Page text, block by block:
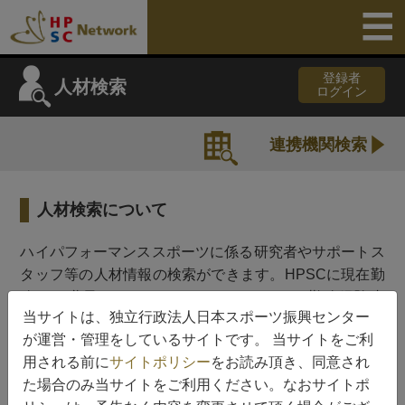
人材検索
登録者
ログイン
連携機関検索
人材検索について
ハイパフォーマンススポーツに係る研究者やサポートス
タッフ等の人材情報の検索ができます。HPSCに現在勤
（HPSC OB/OG）、HPSCの各種事業における協力者
（HPSC事業協力者）のカテゴリーに分けております。
人材データベースへのご登録はHPSCからご依頼させて
頂いた方のみとしております。
当サイトは、独立行政法人日本スポーツ振興センター
が運営・管理をしているサイトです。 当サイトをご利
用される前にサイトポリシーをお読み頂き、同意され
た場合のみ当サイトをご利用ください。なおサイトポ